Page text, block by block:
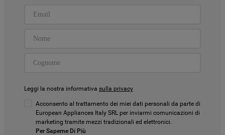
Leggi la nostra informativa sulla privacy
Acconsento al trattamento dei miei dati personali da parte di
European Appliances Italy SRL per inviarmi comunicazioni di
marketing tramite mezzi tradizionali ed elettronici.
Per Saperne Di Più